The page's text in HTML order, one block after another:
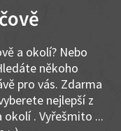
a okolí? Nebo
někoho
pro vás. Zdarma
nejlepší z
. Vyřešmito ...